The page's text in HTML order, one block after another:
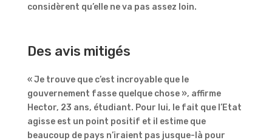
considèrent qu’elle ne va pas assez loin.
Des avis mitigés
« Je trouve que c’est incroyable que le
gouvernement fasse quelque chose », affirme
Hector, 23 ans, étudiant. Pour lui, le fait que l’Etat
agisse est un point positif et il estime que
beaucoup de pays n’iraient pas jusque-là pour